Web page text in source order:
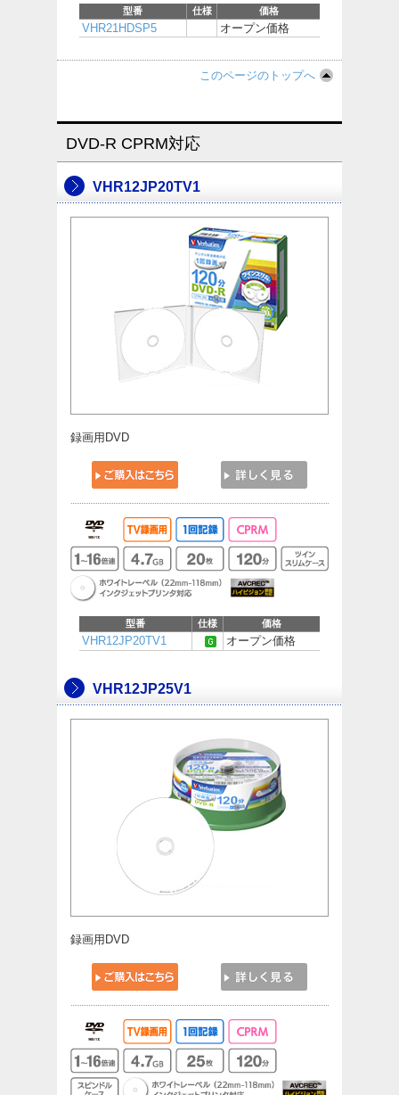
型番 仕様 価格
VHR21HDSP5 オープン価格
このページのトップへ
DVD-R CPRM対応
VHR12JP20TV1
録画用DVD
型番 仕様 価格
VHR12JP20TV1 オープン価格
VHR12JP25V1
録画用DVD